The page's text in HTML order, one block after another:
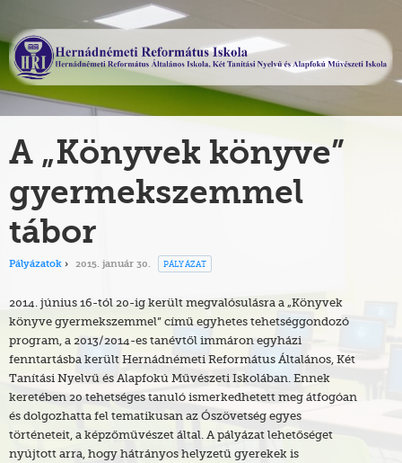
A „Könyvek könyve”
gyermekszemmel
tábor
Pályázatok 2015. január 30. PÁLYÁZAT
2014. június 16-tól 20-ig került megvalósulásra a „Könyvek
könyve gyermekszemmel” című egyhetes tehetséggondozó
program, a 2013/2014-es tanévtől immáron egyházi
fenntartásba került Hernádnémeti Református Általános, Két
Tanítási Nyelvű és Alapfokú Művészeti Iskolában. Ennek
keretében 20 tehetséges tanuló ismerkedhetett meg átfogóan
és dolgozhatta fel tematikusan az Ószövetség egyes
történeteit, a képzőművészet által. A pályázat lehetőséget
nyújtott arra, hogy hátrányos helyzetű gyerekek is